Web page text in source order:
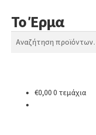
Απευθείας
μετάβαση
στην
Μετάβαση
σε
περιεχόμενο
Το Έρμα
Αναζήτηση
Αναζήτηση
€0,00 0 τεμάχια